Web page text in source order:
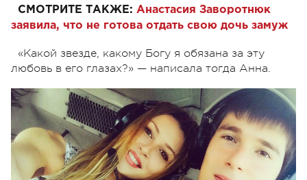
СМОТРИТЕ ТАКЖЕ: Анастасия Заворотнюк
заявила, что не готова отдать свою дочь замуж
«Какой звезде, какому Богу я обязана за эту
любовь в его глазах?» — написала тогда Анна.